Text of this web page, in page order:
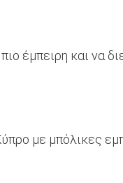
έμπειρη και να
με μπόλικες